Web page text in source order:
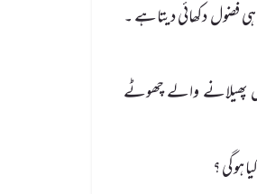
فضول دکھائی دیتاہے ۔
پھیلانے والے چھوٹے
ہوگی ؟